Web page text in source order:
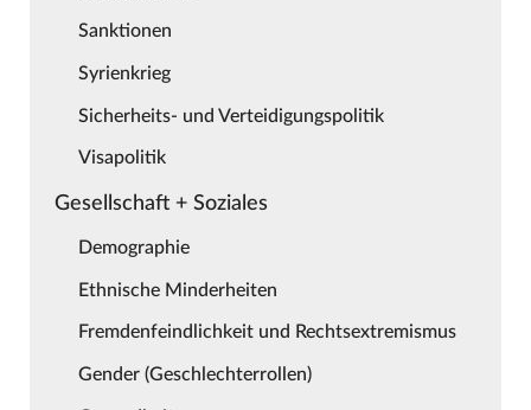
Sanktionen
Syrienkrieg
Sicherheits- und Verteidigungspolitik
Visapolitik
Gesellschaft + Soziales
Demographie
Ethnische Minderheiten
Fremdenfeindlichkeit und Rechtsextremismus
Gender (Geschlechterrollen)